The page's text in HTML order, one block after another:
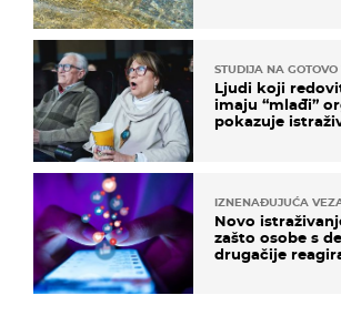
STUDIJA NA
Ljudi koji
imaju “mlađi”
pokazuje
IZNENAĐUJUĆA
Novo
zašto osobe s
drugačije